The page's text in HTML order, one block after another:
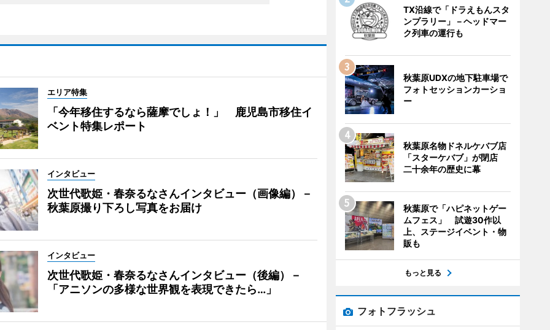
エリア特集
「今年移住するなら薩摩でしょ！」 鹿児島市移住イ
ベント特集レポート
インタビュー
次世代歌姫・春奈るなさんインタビュー（画像編）－
秋葉原撮り下ろし写真をお届け
インタビュー
次世代歌姫・春奈るなさんインタビュー（後編）－
「アニソンの多様な世界観を表現できたら…」
TX沿線で「ドラえもんスタ
ンプラリー」－ヘッドマー
ク列車の運行も
秋葉原UDXの地下駐車場で
フォトセッションカーショ
ー
秋葉原名物ドネルケバブ店
「スターケバブ」が閉店
二十余年の歴史に幕
秋葉原で「ハピネットゲー
ムフェス」 試遊30作以
上、ステージイベント・物
販も
もっと見る
フォトフラッシュ